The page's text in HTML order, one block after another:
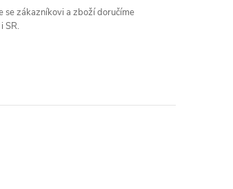
se zákazníkovi a zboží doručíme
SR.